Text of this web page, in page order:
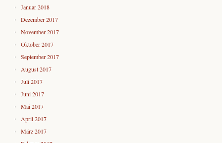
Januar 2018
Dezember 2017
November 2017
Oktober 2017
September 2017
August 2017
Juli 2017
Juni 2017
Mai 2017
April 2017
März 2017